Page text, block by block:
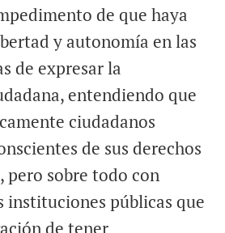
de que haya
y autonomía en las
de expresar la
entendiendo que
ciudadanos
de sus derechos
pero sobre todo con
instituciones públicas que
de tener